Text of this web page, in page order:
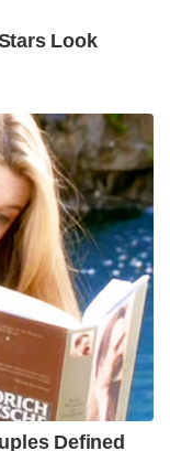
അവിടുത്തെ
പ്രോപ്പർട്ടി
വിഷയം
പഞ്ചാബിലെ